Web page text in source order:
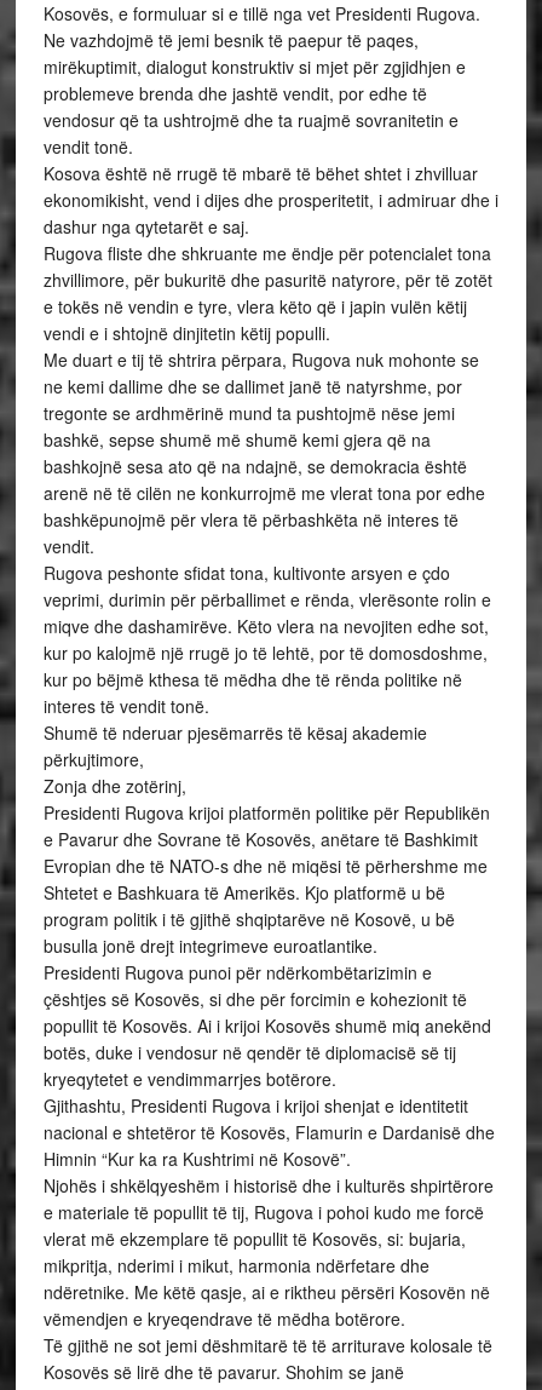
Kosovës, e formuluar si e tillë nga vet Presidenti Rugova.
Ne vazhdojmë të jemi besnik të paepur të paqes,
mirëkuptimit, dialogut konstruktiv si mjet për zgjidhjen e
problemeve brenda dhe jashtë vendit, por edhe të
vendosur që ta ushtrojmë dhe ta ruajmë sovranitetin e
vendit tonë.
Kosova është në rrugë të mbarë të bëhet shtet i zhvilluar
ekonomikisht, vend i dijes dhe prosperitetit, i admiruar dhe i
dashur nga qytetarët e saj.
Rugova fliste dhe shkruante me ëndje për potencialet tona
zhvillimore, për bukuritë dhe pasuritë natyrore, për të zotët
e tokës në vendin e tyre, vlera këto që i japin vulën këtij
vendi e i shtojnë dinjitetin këtij populli.
Me duart e tij të shtrira përpara, Rugova nuk mohonte se
ne kemi dallime dhe se dallimet janë të natyrshme, por
tregonte se ardhmërinë mund ta pushtojmë nëse jemi
bashkë, sepse shumë më shumë kemi gjera që na
bashkojnë sesa ato që na ndajnë, se demokracia është
arenë në të cilën ne konkurrojmë me vlerat tona por edhe
bashkëpunojmë për vlera të përbashkëta në interes të
vendit.
Rugova peshonte sfidat tona, kultivonte arsyen e çdo
veprimi, durimin për përballimet e rënda, vlerësonte rolin e
miqve dhe dashamirëve. Këto vlera na nevojiten edhe sot,
kur po kalojmë një rrugë jo të lehtë, por të domosdoshme,
kur po bëjmë kthesa të mëdha dhe të rënda politike në
interes të vendit tonë.
Shumë të nderuar pjesëmarrës të kësaj akademie
përkujtimore,
Zonja dhe zotërinj,
Presidenti Rugova krijoi platformën politike për Republikën
e Pavarur dhe Sovrane të Kosovës, anëtare të Bashkimit
Evropian dhe të NATO-s dhe në miqësi të përhershme me
Shtetet e Bashkuara të Amerikës. Kjo platformë u bë
program politik i të gjithë shqiptarëve në Kosovë, u bë
busulla jonë drejt integrimeve euroatlantike.
Presidenti Rugova punoi për ndërkombëtarizimin e
çështjes së Kosovës, si dhe për forcimin e kohezionit të
popullit të Kosovës. Ai i krijoi Kosovës shumë miq anekënd
botës, duke i vendosur në qendër të diplomacisë së tij
kryeqytetet e vendimmarrjes botërore.
Gjithashtu, Presidenti Rugova i krijoi shenjat e identitetit
nacional e shtetëror të Kosovës, Flamurin e Dardanisë dhe
Himnin “Kur ka ra Kushtrimi në Kosovë”.
Njohës i shkëlqyeshëm i historisë dhe i kulturës shpirtërore
e materiale të popullit të tij, Rugova i pohoi kudo me forcë
vlerat më ekzemplare të popullit të Kosovës, si: bujaria,
mikpritja, nderimi i mikut, harmonia ndërfetare dhe
ndëretnike. Me këtë qasje, ai e riktheu përsëri Kosovën në
vëmendjen e kryeqendrave të mëdha botërore.
Të gjithë ne sot jemi dëshmitarë të të arriturave kolosale të
Kosovës së lirë dhe të pavarur. Shohim se janë